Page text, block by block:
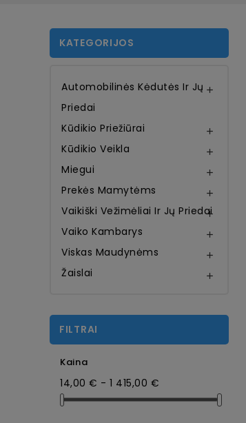
KATEGORIJOS
Automobilinės Kėdutės Ir Jų
Priedai

Kūdikio Priežiūrai 
Kūdikio Veikla 
Miegui 
Prekės Mamytėms 
Vaikiški Vežimėliai Ir Jų Priedai

Vaiko Kambarys 
Viskas Maudynėms 
Žaislai 
FILTRAI
Kaina
14,00 € - 1 415,00 €